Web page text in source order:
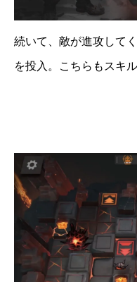
続いて、敵が進攻して
を投入。こちらもスキ